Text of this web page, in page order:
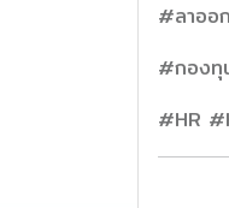
#ลาออ
#กองทุ
#HR